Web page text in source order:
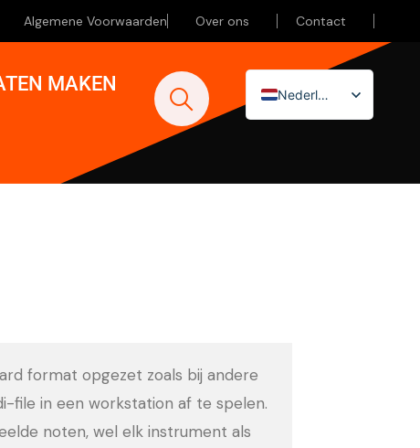
Algemene Voorwaarden Over ons Contact
MAKEN
Nederlands
English (UK)
format opgezet zoals bij andere
file in een workstation af te spelen.
noten, wel elk instrument als